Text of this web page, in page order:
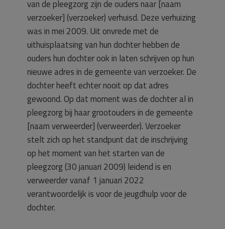
van de pleegzorg zijn de ouders naar [naam
verzoeker] (verzoeker) verhuisd. Deze verhuizing
was in mei 2009. Uit onvrede met de
uithuisplaatsing van hun dochter hebben de
ouders hun dochter ook in laten schrijven op hun
nieuwe adres in de gemeente van verzoeker. De
dochter heeft echter nooit op dat adres
gewoond. Op dat moment was de dochter al in
pleegzorg bij haar grootouders in de gemeente
[naam verweerder] (verweerder). Verzoeker
stelt zich op het standpunt dat de inschrijving
op het moment van het starten van de
pleegzorg (30 januari 2009) leidend is en
verweerder vanaf 1 januari 2022
verantwoordelijk is voor de jeugdhulp voor de
dochter.